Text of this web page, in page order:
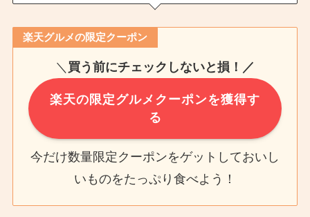
楽天グルメの限定クーポン
＼ 買う前にチェックしないと損！／
楽天の限定グルメクーポンを獲得す
る
今だけ数量限定クーポンをゲットしておいし
いものをたっぷり食べよう！